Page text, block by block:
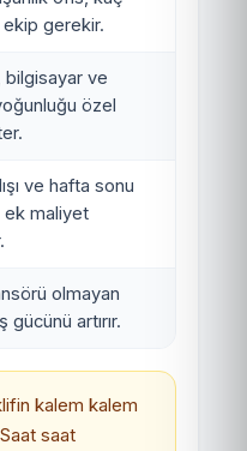
gerekir.
bilgisayar ve
özel
ve hafta sonu
ek maliyet
olmayan
gücünü artırır.
kalem kalem
Saat saat